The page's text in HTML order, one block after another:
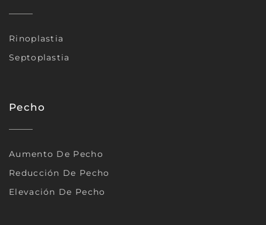
Rinoplastia
Septoplastia
Pecho
Aumento De Pecho
Reducción De Pecho
Elevación De Pecho